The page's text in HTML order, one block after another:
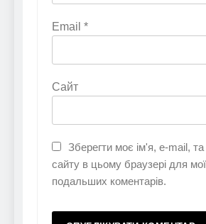
Email *
Сайт
Зберегти моє ім'я, e-mail,
сайту в цьому браузері для
подальших коментарів.